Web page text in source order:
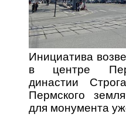
Инициатива
в центре
династии
Пермского
для монумента